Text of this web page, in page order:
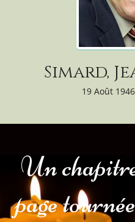
Simard,
19 Août
Un
page